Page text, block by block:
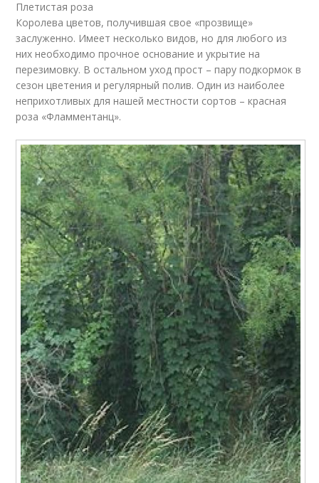
Плетистая роза
Королева цветов, получившая свое «прозвище»
заслуженно. Имеет несколько видов, но для любого из
них необходимо прочное основание и укрытие на
перезимовку. В остальном уход прост – пару подкормок в
сезон цветения и регулярный полив. Один из наиболее
неприхотливых для нашей местности сортов – красная
роза «Фламментанц».